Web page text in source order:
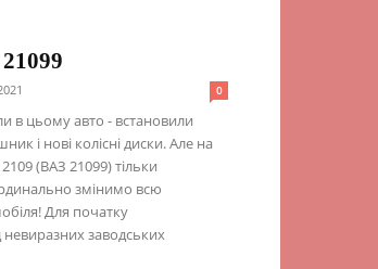
0
в цьому авто - встановили
і нові колісні диски. Але на
(ВАЗ 21099) тільки
змінимо всю
Для початку
невиразних заводських